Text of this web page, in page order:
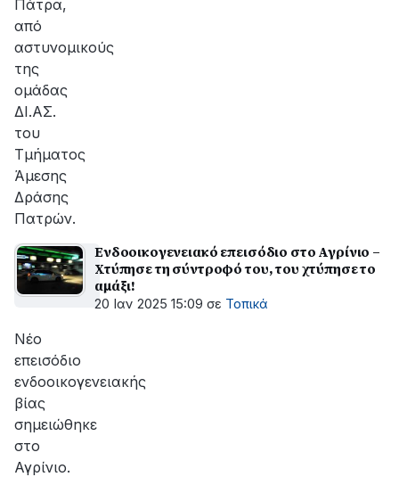
Πάτρα,
από
αστυνομικούς
της
ομάδας
ΔΙ.ΑΣ.
του
Τμήματος
Άμεσης
Δράσης
Πατρών.
Ενδοοικογενειακό επεισόδιο στο Αγρίνιο –
Χτύπησε τη σύντροφό του, του χτύπησε το
αμάξι!
20 Ιαν 2025 15:09 σε Τοπικά
Νέο
επεισόδιο
ενδοοικογενειακής
βίας
σημειώθηκε
στο
Αγρίνιο.